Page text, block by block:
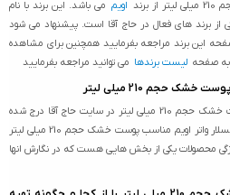
اویم می باشد. این برند با نام
از برند های فعال در حاج آقا است. پیشنهاد می شود
این برند مراجعه بفرمایید همچنین برای مشاهده
به صفحه لیست برندها می توانید مراجعه بفرمایید
حجم 210 میلی لیتر
ویژگی های میسلار واتر اویم مناسب پوست خشک حجم 210 میلی لیتر در سایت حاج آقا درج شده
است. تمامی محصولات حاج آقا از جمله میسلار واتر اویم مناسب پوست خشک حجم 210 میلی لیتر
محصولات یکی از بخش هایی هست که در نگارش انها